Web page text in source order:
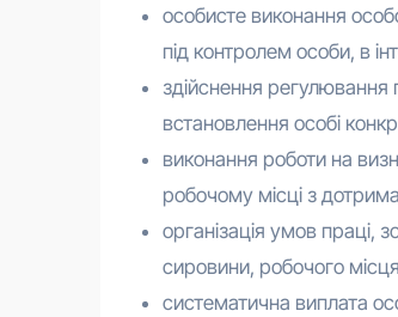
особисте виконання
під контролем особи, в
здійснення
встановлення особі
виконання роботи на
робочому місці з
організація умов праці,
сировини, робочого
систематична виплата